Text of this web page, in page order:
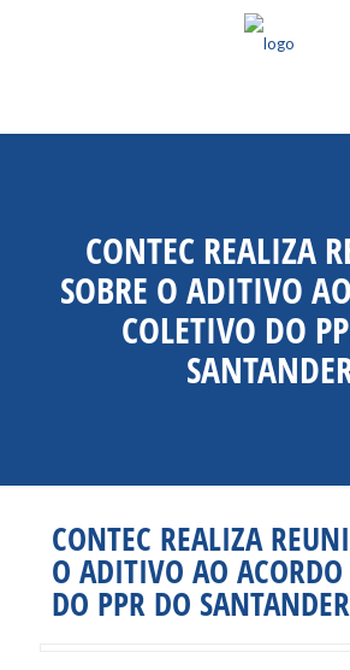
CONTEC REALIZA
SOBRE O ADITIVO
COLETIVO DO
CONTEC REALIZA
O ADITIVO AO
DO PPR DO SANTANDER